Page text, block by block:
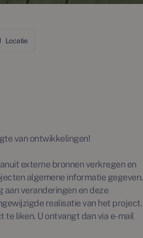
Locatie
van ontwikkelingen!
externe bronnen verkregen en
algemene informatie gegeven.
veranderingen en deze
realisatie van het project.
liken. U ontvangt dan via e-mail